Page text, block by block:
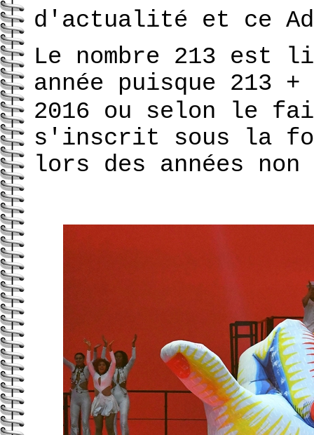
d'actualité et ce Ad
Le nombre 213 est
année puisque 213 +
2016 ou selon le
s'inscrit sous la
lors des années